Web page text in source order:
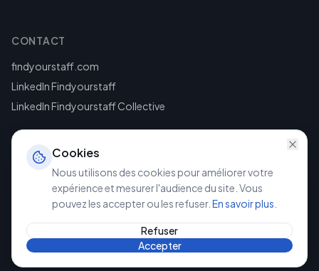
CONTACT
findyourstaff.com
LinkedIn Findyourstaff
LinkedIn Findyourstaff Collective
©2026Findyourstaff. Tous droits réservés.
Politique de confidentialité
Cookies
Nous utilisons des cookies pour améliorer votre
expérience et mesurer l'audience du site. Vous
pouvez les accepter ou les refuser. En savoir plus
Refuser
Accepter